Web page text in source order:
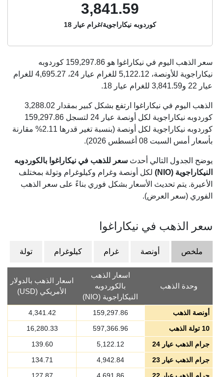
3,841.59
كوردوبه نيكاراجوية/غرام عيار 18
سعر الذهب اليوم في نيكاراغوا هو 159,297.86 كوردوبه
نيكاراجوية للأونصة، 5,122.12 للغرام عيار 24، 4,695.27 للغرام
عيار 22 و
3,841.59 للغرام عيار 18.
الذهب اليوم في نيكاراغوا ارتفع بشكل كبير بمقدار 3,288.02
كوردوبه نيكاراجوية لكل أونصة عيار 24 لتسجل 159,297.86
كوردوبه نيكاراجوية لكل أونصة (بنسبة تغير قدرها 2.11% مقارنة
بأسعار أمس السبت 08 أغسطس 2026).
يوضح الجدول التالي أحدث سعر للذهب في نيكاراغوا بالكوردوبه
النيكاراجوية (NIO)
لكل أونصة وغرام وكيلوغرام وتولة بمختلف
الأعيرة. يتم تحديث الأسعار بشكل فوري بناءً على سعر الذهب
الفوري (سعر العرض).
سعر الذهب في نيكاراغوا
ملخص أونصة غرام كيلوغرام تولة
وحدة الذهب
اسعار الذهب
بالكوردوبه
النيكاراجوية (NIO)
اسعار الذهب بالدولار
الأمريكي (USD)
أونصة الذهب 159,297.86
4,341.42
10 تولة الذهب
597,366.96
16,280.33
جرام الذهب عيار 24
5,122.12
139.60
جرام الذهب عيار 23
4,942.84
134.71